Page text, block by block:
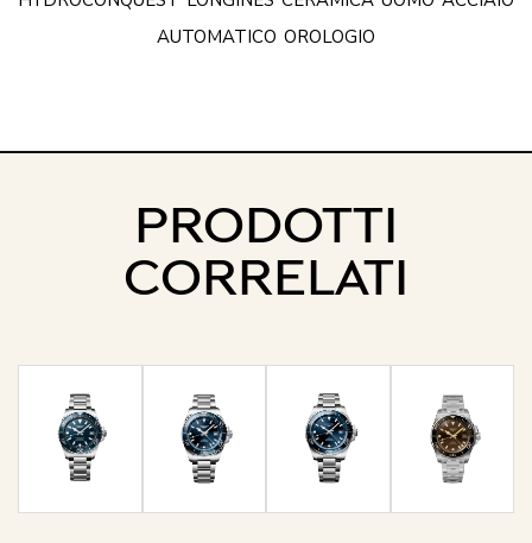
AUTOMATICO OROLOGIO
PRODOTTI
CORRELATI